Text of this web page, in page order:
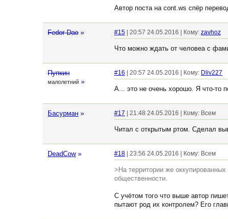
Автор поста на cont.ws спёр
Fedor Dao » #15 | 20:57 24.05.2016 | Кому: zavhoz
Что можно ждать от человеа с
Пупкин
малолетний »
#16 | 20:57 24.05.2016 | Кому: Dliv227
А... это не очень хорошо. Я что-то
Басурман » #17 | 21:48 24.05.2016 | Кому: Всем
Читал с открытым ртом. Сделал
DeadCow » #18 | 23:56 24.05.2016 | Кому: Всем
>На территории же
общественности.
С учётом того что выше автор
пытают род их контролем? Его